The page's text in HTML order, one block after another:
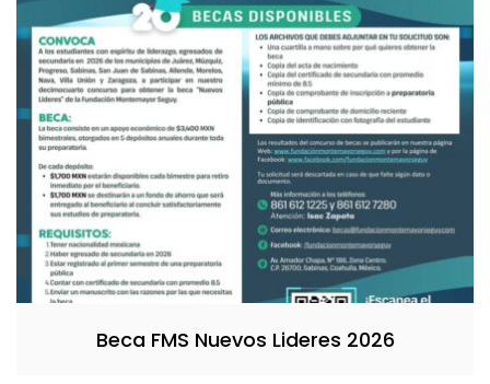
Beca FMS Nuevos Lideres 2026